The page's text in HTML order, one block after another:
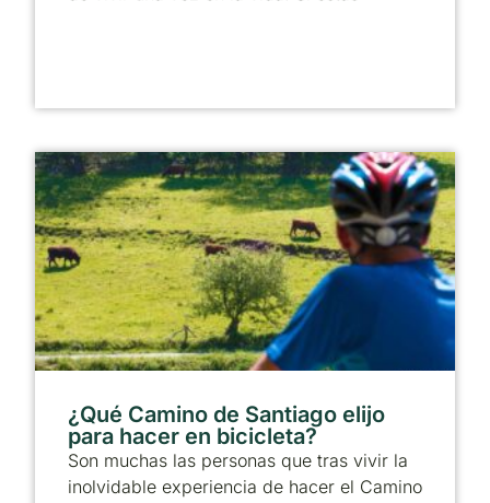
¿Qué Camino de Santiago elijo
para hacer en bicicleta?
Son muchas las personas que tras vivir la
inolvidable experiencia de hacer el Camino